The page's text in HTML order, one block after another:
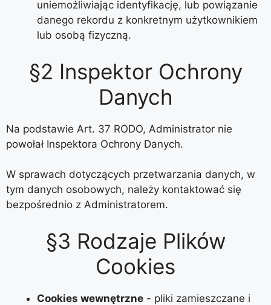
uniemożliwiając identyfikację, lub powiązanie
danego rekordu z konkretnym użytkownikiem
lub osobą fizyczną.
§2 Inspektor Ochrony
Danych
Na podstawie Art. 37 RODO, Administrator nie
powołał Inspektora Ochrony Danych.
W sprawach dotyczących przetwarzania danych, w
tym danych osobowych, należy kontaktować się
bezpośrednio z Administratorem.
§3 Rodzaje Plików
Cookies
Cookies wewnętrzne - pliki zamieszczane i